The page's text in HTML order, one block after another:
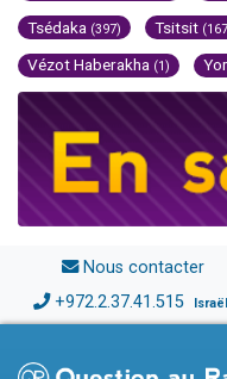
Tsédaka (397) Tsitsit
Vézot Haberakha (1)
Nous contacter
+972.2.37.41.515 Israël